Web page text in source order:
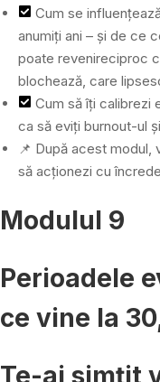
Cum se
anumiți ani – și de ce
poate revenireciproc
blochează, care
Cum să îți calibrezi
ca să eviți burnout-ul
📌 După acest modul,
să acționezi cu
Modulul 9
Perioadele
ce vine la
Te-ai simțit